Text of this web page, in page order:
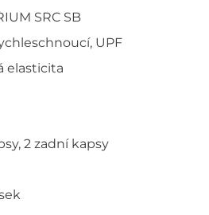
SRC SB
UPF
elasticita
2 zadní kapsy